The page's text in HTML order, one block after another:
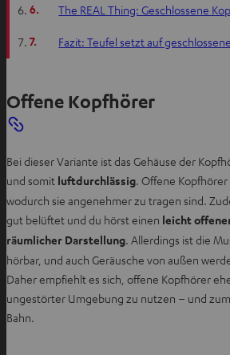
6. The REAL Thing: Geschlossene
7. Fazit: Teufel setzt auf
Offene Kopfhörer
Bei dieser Variante ist das Gehäuse der
und somit luftdurchlässig . Offene
wodurch sie angenehmer zu tragen sind.
gut belüftet und du hörst einen leicht
räumlicher Darstellung . Allerdings ist die
hörbar, und auch Geräusche von außen
Daher empfiehlt es sich, offene Kopfhörer
ungestörter Umgebung zu nutzen – und
Bahn.